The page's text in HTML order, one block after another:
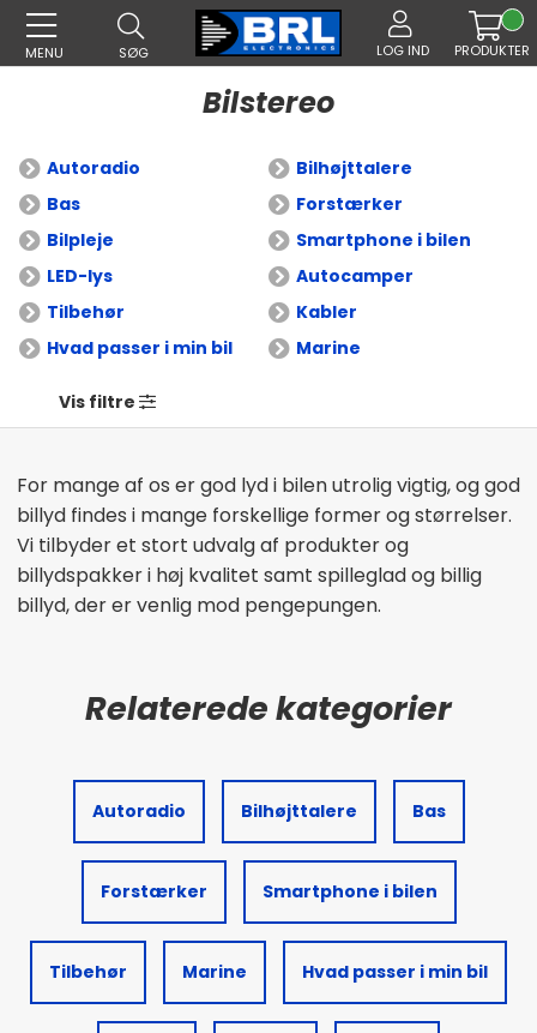
MENU SØG LOG IND PRODUKTER
Bilstereo
Autoradio
Bilhøjttalere
Bas
Forstærker
Bilpleje
Smartphone i bilen
LED-lys
Autocamper
Tilbehør
Kabler
Hvad passer i min bil
Marine
For mange af os er god lyd i bilen utrolig vigtig, og god
billyd findes i mange forskellige former og størrelser.
Vi tilbyder et stort udvalg af produkter og
billydspakker i høj kvalitet samt spilleglad og billig
billyd, der er venlig mod pengepungen.
Vis filtre
Autoradio Bilhøjttalere Bas
Forstærker Smartphone i bilen
Tilbehør Marine Hvad passer i min bil